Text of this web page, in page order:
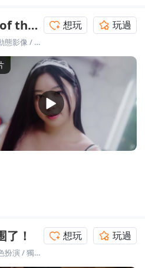
怪不了編劇，人家手拿的劇本可是
即便劇本內容被打骨折，還是有想
員不是編劇，導演表現就可圈可點
情有可原，沒金主支持的話可能連
節上肯定是可以掌控得更好的，
也該有點承擔 5. 金主以下皆為牛
坐著收錢，偏要多方面干預製
是好的，會怕沒玩家買單，怕有
阿寧/Tin
便無阿寧」，在這裡就是若無Tin
寧，加上陰差陽錯下阿寧成了遊戲
真是理所當然了！ Tina豐富的拍
在嚴寒下還要各種親身上陣的高
紀輕輕(令人驚嘆的還只是19歲)能
雖然有心理準備會被刀的很慘，
！ 所以說天時地利人和，論唱功Tin
的角色定位就是需要那種青澀，聽
bad end記憶...誰說Tina唱這角色
。 我是先通關了《阿西2》，才回頭
看到網路上有些負評只是單純因
，我覺得有些可惜。 評價至少可
，建議不要用《阿西2》的標準來苛
格實在太豪華了，兩者難以直接比
依然非常出色。 平心而論，這次
特色。 雖然作為早期作品，系統
文筆依然在線。 從《阿西2》回頭
玩家的建議並落實在新作裡。 但相
滿的地方，就是有些 Bug 嚴重到
真測試過遊戲？像是排行榜無法
這種最基本的功能都沒做好。 既
的遊戲就這樣放任不管，沒有持
不太會用新作的高標準來苛求這款
體驗還是應該要顧好吧？ --- 另外，
目前 Storytaco 男角中的顏值天花
3.保鏢（阿西2） ※ 補充一個小彩
：Lebleu Naksan Hotel（47 Ilch
gun, Gangwon-do, 南
（希望官方能看見並修復）： 系統
月亮三部曲 (Trilogy of the Moon)
態影像 / 愛情
想玩 玩過
！
扮演/獨立製作
想玩 玩過